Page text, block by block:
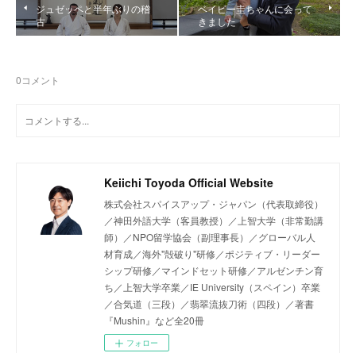
ジュゼッペと半年ぶりの稽
古
ベイビー圭ちゃんに会って
きました
0コメント
Keiichi Toyoda Official Website
株式会社スパイスアップ・ジャパン（代表取締役）
／神田外語大学（客員教授）／上智大学（非常勤講
師）／NPO留学協会（副理事長）／グローバル人
材育成／海外"殻破り"研修／ポジティブ・リーダー
シップ研修／マインドセット研修／アルゼンチン育
ち／上智大学卒業／IE University（スペイン）卒業
／合気道（三段）／翡翠流抜刀術（四段）／著書
『Mushin』など全20冊
フォロー